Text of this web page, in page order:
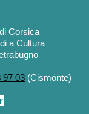
Corsica
a Cultura
97 03 (Cismonte)